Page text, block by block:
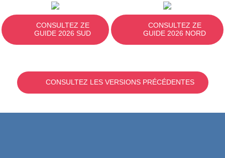
CONSULTEZ ZE
GUIDE 2026 SUD
CONSULTEZ ZE
GUIDE 2026 NORD
CONSULTEZ LES VERSIONS PRÉCÉDENTES